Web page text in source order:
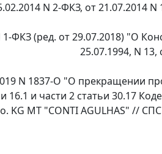
N 2-ФКЗ, от 21.07.2014
ФКЗ (ред. от 29.07.2018) "О
25.07.1994, N 13,
N 1837-О "О прекращении
16.1 и части 2 статьи 30.17
MT "CONTI AGULHAS" //